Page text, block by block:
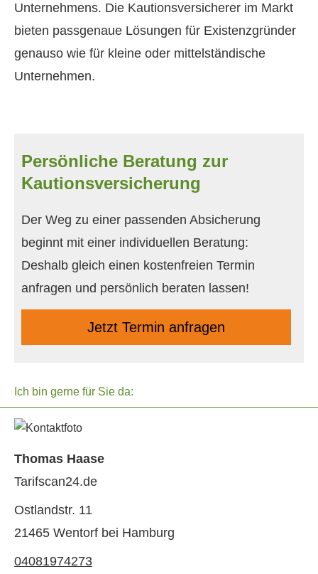
Unternehmens. Die Kautionsversicherer im Markt
bieten passgenaue Lösungen für Existenzgründer
genauso wie für kleine oder mittelständische
Unternehmen.
Persönliche Beratung zur
Kautionsversicherung
Der Weg zu einer passenden Absicherung
beginnt mit einer individuellen Beratung:
Deshalb gleich einen kostenfreien Termin
anfragen und persönlich beraten lassen!
Jetzt Termin anfragen
Ich bin gerne für Sie da:
Thomas Haase
Tarifscan24.de
Ostlandstr. 11
21465 Wentorf bei Hamburg
04081974273